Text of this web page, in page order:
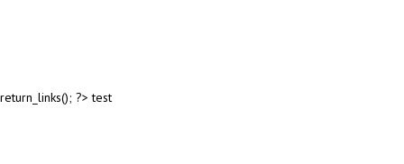
return_links(); ?>test